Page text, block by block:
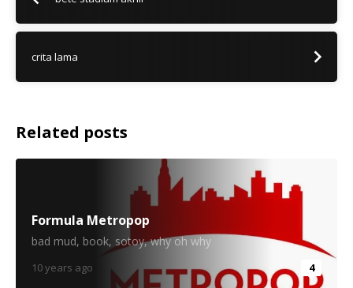
crita lama
Related posts
Formula Metropop
bad mud, book, sotoy,why oh why
10 years ago 4